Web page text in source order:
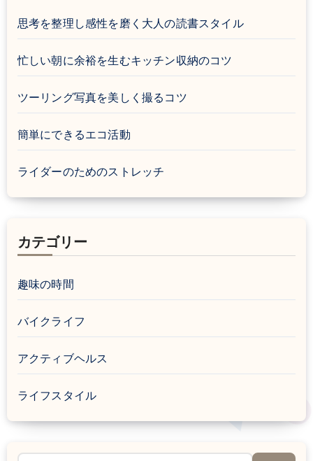
ー
シ
ョ
ン
思考を整理し感性を磨く大人の読書スタイル
忙しい朝に余裕を生むキッチン収納のコツ
ツーリング写真を美しく撮るコツ
簡単にできるエコ活動
ライダーのためのストレッチ
カテゴリー
趣味の時間
バイクライフ
アクティブヘルス
ライフスタイル